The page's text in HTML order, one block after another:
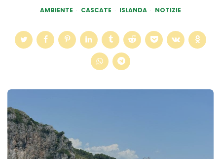
AMBIENTE CASCATE ISLANDA NOTIZIE
Post
navigation